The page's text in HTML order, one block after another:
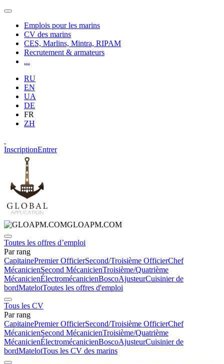
Emplois pour les marins
CV des marins
CES, Marlins, Mintra, RIPAM
Recrutement & armateurs
...
RU
EN
UA
DE
FR
ZH
InscriptionEntrer
GLOAPM.COM
Toutes les offres d’emploi
Par rang
CapitainePremier OfficierSecond/Troisième OfficierChef
MécanicienSecond MécanicienTroisième/Quatrième
MécanicienÉlectromécanicienBoscoAjusteurCuisinier de
bordMatelotToutes les offres d'emploi
Tous les CV
Par rang
CapitainePremier OfficierSecond/Troisième OfficierChef
MécanicienSecond MécanicienTroisième/Quatrième
MécanicienÉlectromécanicienBoscoAjusteurCuisinier de
bordMatelotTous les CV des marins